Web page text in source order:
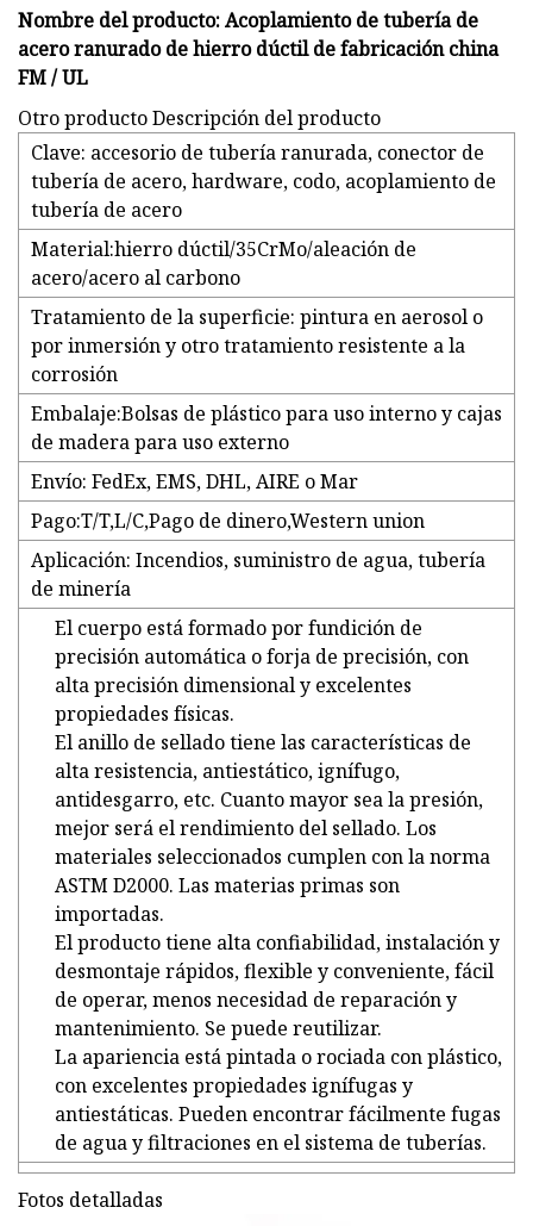
Nombre del producto: Acoplamiento de tubería de
acero ranurado de hierro dúctil de fabricación china
FM / UL
Otro producto Descripción del producto
Clave: accesorio de tubería ranurada, conector de
tubería de acero, hardware, codo, acoplamiento de
tubería de acero
Material:hierro dúctil/35CrMo/aleación de
acero/acero al carbono
Tratamiento de la superficie: pintura en aerosol o
por inmersión y otro tratamiento resistente a la
corrosión
Embalaje:Bolsas de plástico para uso interno y cajas
de madera para uso externo
Envío: FedEx, EMS, DHL, AIRE o Mar
Pago:T/T,L/C,Pago de dinero,Western union
Aplicación: Incendios, suministro de agua, tubería
de minería
El cuerpo está formado por fundición de
precisión automática o forja de precisión, con
alta precisión dimensional y excelentes
propiedades físicas.
El anillo de sellado tiene las características de
alta resistencia, antiestático, ignífugo,
antidesgarro, etc. Cuanto mayor sea la presión,
mejor será el rendimiento del sellado. Los
materiales seleccionados cumplen con la norma
ASTM D2000. Las materias primas son
importadas.
El producto tiene alta confiabilidad, instalación y
desmontaje rápidos, flexible y conveniente, fácil
de operar, menos necesidad de reparación y
mantenimiento. Se puede reutilizar.
La apariencia está pintada o rociada con plástico,
con excelentes propiedades ignífugas y
antiestáticas. Pueden encontrar fácilmente fugas
de agua y filtraciones en el sistema de tuberías.
Fotos detalladas